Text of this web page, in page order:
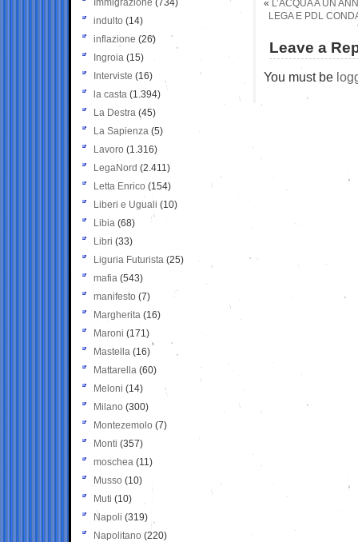
« L’ACQUA A UN
LEGA E PDL
Leave a
You must be
Immigrazione (734)
indulto (14)
inflazione (26)
Ingroia (15)
Interviste (16)
la casta (1.394)
La Destra (45)
La Sapienza (5)
Lavoro (1.316)
LegaNord (2.411)
Letta Enrico (154)
Liberi e Uguali (10)
Libia (68)
Libri (33)
Liguria Futurista (25)
mafia (543)
manifesto (7)
Margherita (16)
Maroni (171)
Mastella (16)
Mattarella (60)
Meloni (14)
Milano (300)
Montezemolo (7)
Monti (357)
moschea (11)
Musso (10)
Muti (10)
Napoli (319)
Napolitano (220)